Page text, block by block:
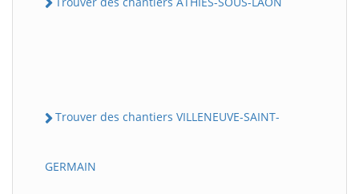
Trouver des chantiers VILLENEUVE-SAINT-
GERMAIN